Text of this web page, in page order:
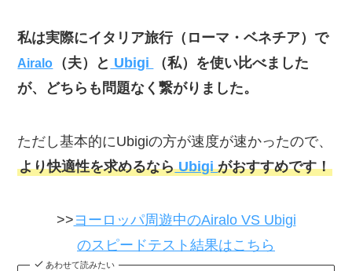
私は実際にイタリア旅行（ローマ・ベネチア）で
Airalo （夫）と Ubigi
（私）を使い比べました
が、どちらも問題なく繋がりました。
ただし基本的にUbigiの方が速度が速かったので、
より快適性を求めるならUbigiがおすすめです！
>>ヨーロッパ周遊中のAiralo VS Ubigi
のスピードテスト結果はこちら
あわせて読みたい